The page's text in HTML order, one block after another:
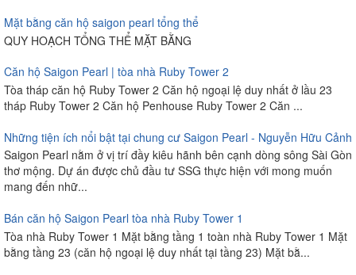
Mặt bằng căn hộ saigon pearl tổng thể
QUY HOẠCH TỔNG THỂ MẶT BẰNG
Căn hộ Saigon Pearl | tòa nhà Ruby Tower 2
Tòa tháp căn hộ Ruby Tower 2 Căn hộ ngoại lệ duy nhất ở lầu 23
tháp Ruby Tower 2 Căn hộ Penhouse Ruby Tower 2 Căn ...
Những tiện ích nổi bật tại chung cư Saigon Pearl - Nguyễn Hữu Cảnh
Saigon Pearl nằm ở vị trí đầy kiêu hãnh bên cạnh dòng sông Sài Gòn
thơ mộng. Dự án được chủ đầu tư SSG thực hiện với mong muốn
mang đến nhữ...
Bán căn hộ Saigon Pearl tòa nhà Ruby Tower 1
Tòa nhà Ruby Tower 1 Mặt bằng tầng 1 toàn nhà Ruby Tower 1 Mặt
bằng tầng 23 (căn hộ ngoại lệ duy nhất tại tầng 23) Mặt bằ...